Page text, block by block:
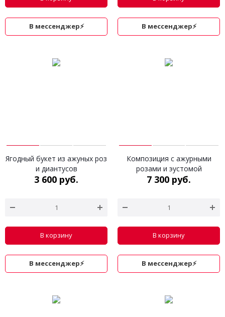
В мессенджер⚡ В мессенджер⚡
Ягодный букет из ажуных роз
и диантусов
3 600 руб.
В корзину
В мессенджер⚡
Композиция с ажурными
розами и эустомой
7 300 руб.
В корзину
В мессенджер⚡